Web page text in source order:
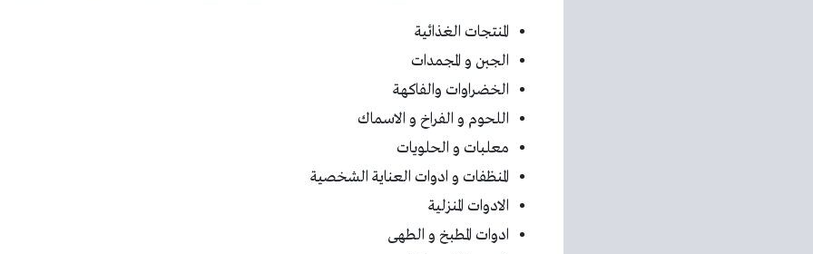
المنتجات الغذائية
الجبن و المجمدات
الخضراوات والفاكهة
اللحوم و الفراخ و الاسماك
معلبات و الحلويات
المنظفات و ادوات العناية الشخصية
الادوات المنزلية
ادوات المطبخ و الطهى